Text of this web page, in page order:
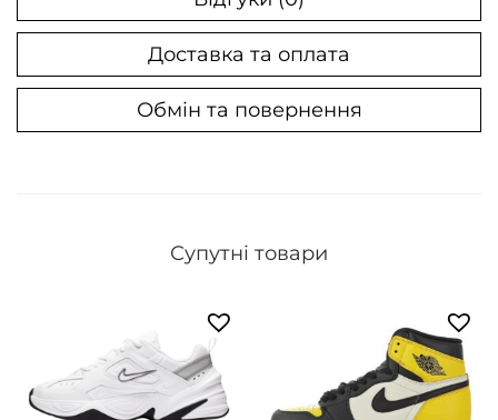
Доставка та оплата
Обмін та повернення
Супутні товари